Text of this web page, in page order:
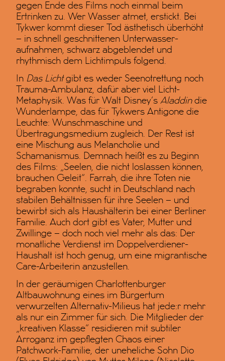
gegen Ende des Films noch einmal beim
Ertrinken zu. Wer Wasser atmet, erstickt. Bei
Tykwer kommt dieser Tod ästhetisch überhöht
– in schnell geschnittenen Unterwasser-
aufnahmen, schwarz abgeblendet und
rhythmisch dem Lichtimpuls folgend.
In Das Lichtgibt es weder Seenotrettung noch
Trauma-Ambulanz, dafür aber viel Licht-
Metaphysik. Was für Walt Disney’s Aladdindie
Wunderlampe, das für Tykwers Antigone die
Leuchte: Wunschmaschine und
Übertragungsmedium zugleich. Der Rest ist
eine Mischung aus Melancholie und
Schamanismus. Demnach heißt es zu Beginn
des Films: „Seelen, die nicht loslassen können,
brauchen Geleit“. Farrah, die ihre Toten nie
begraben konnte, sucht in Deutschland nach
stabilen Behältnissen für ihre Seelen – und
bewirbt sich als Haushälterin bei einer Berliner
Familie. Auch dort gibt es Vater, Mutter und
Zwillinge – doch noch viel mehr als das: Der
monatliche Verdienst im Doppelverdiener-
Haushalt ist hoch genug, um eine migrantische
Care-Arbeiterin anzustellen.
In der geräumigen Charlottenburger
Altbauwohnung eines im Bürgertum
verwurzelten Alternativ-Milieus hat jede:r mehr
als nur ein Zimmer für sich. Die Mitglieder der
„kreativen Klasse“ residieren mit subtiler
Arroganz im gepflegten Chaos einer
Patchwork-Familie, der uneheliche Sohn Dio